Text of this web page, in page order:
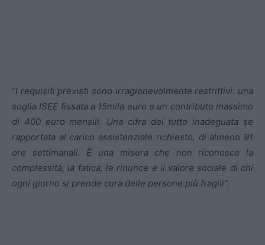
“I requisiti previsti sono irragionevolmente restrittivi: una
soglia ISEE fissata a 15mila euro e un contributo massimo
di 400 euro mensili. Una cifra del tutto inadeguata se
rapportata al carico assistenziale richiesto, di almeno 91
ore settimanali. È una misura che non riconosce la
complessità, la fatica, le rinunce e il valore sociale di chi
ogni giorno si prende cura delle persone più fragili”.